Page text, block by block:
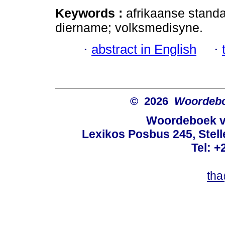
Keywords : afrikaanse
diername; volksmedisyne.
· abstract in English ·
© 2026
Woordeboek
Lexikos Posbus 245,
Tel: